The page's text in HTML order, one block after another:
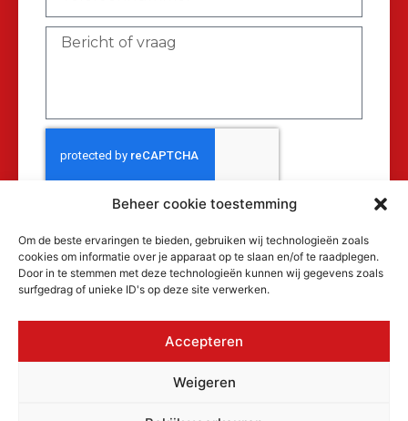
Beheer cookie toestemming
Om de beste ervaringen te bieden, gebruiken wij technologieën zoals
cookies om informatie over je apparaat op te slaan en/of te raadplegen.
Door in te stemmen met deze technologieën kunnen wij gegevens zoals
surfgedrag of unieke ID's op deze site verwerken.
Accepteren
Weigeren
Verzenden
© 2026 MAKRA Benelux, alle rechten